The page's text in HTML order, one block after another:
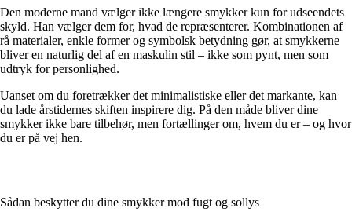
Den moderne mand vælger ikke længere smykker kun for udseendets
skyld. Han vælger dem for, hvad de repræsenterer. Kombinationen af
rå materialer, enkle former og symbolsk betydning gør, at smykkerne
bliver en naturlig del af en maskulin stil – ikke som pynt, men som
udtryk for personlighed.
Uanset om du foretrækker det minimalistiske eller det markante, kan
du lade årstidernes skiften inspirere dig. På den måde bliver dine
smykker ikke bare tilbehør, men fortællinger om, hvem du er – og hvor
du er på vej hen.
Sådan beskytter du dine smykker mod fugt og sollys